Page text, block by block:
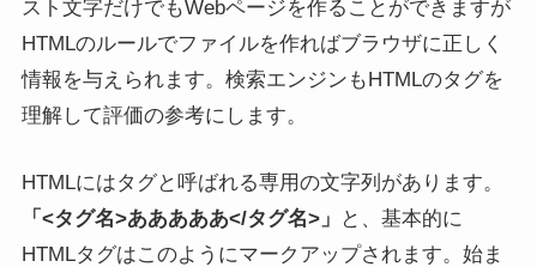
スト文字だけでもWebページを作ることができますが
HTMLのルールでファイルを作ればブラウザに正しく
情報を与えられます。検索エンジンもHTMLのタグを
理解して評価の参考にします。
HTMLにはタグと呼ばれる専用の文字列があります。
「<タグ名>あああああ</タグ名>」
と、基本的に
HTMLタグはこのようにマークアップされます。始ま